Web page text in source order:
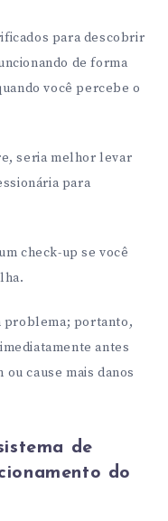
para descobrir
de forma
você percebe o
seria melhor levar
para
check-up se você
problema; portanto,
antes
cause mais danos
de
do